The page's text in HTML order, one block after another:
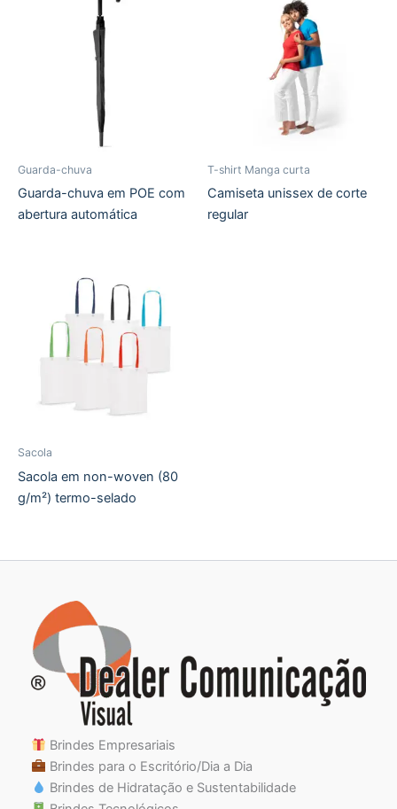
Guarda-chuva
Guarda-chuva em POE com
abertura automática
T-shirt Manga curta
Camiseta unissex de corte
regular
Sacola
Sacola em non-woven (80
g/m²) termo-selado
Brindes Empresariais
Brindes para o Escritório/Dia a Dia
Brindes de Hidratação e Sustentabilidade